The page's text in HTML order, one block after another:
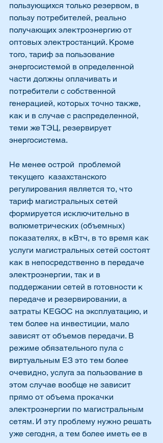
пользующихся только резервом, в
пользу потребителей, реально
получающих электроэнергию от
оптовых электростанций. Кроме
того, тариф за пользование
энергосистемой в определенной
части должны оплачивать и
потребители с собственной
генерацией, которых точно также,
как и в случае с распределенной,
теми же ТЭЦ, резервирует
энергосистема.
Не менее острой  проблемой
текущего  казахстанского
регулирования является то, что
тариф магистральных сетей
формируется исключительно в
волюметрических (объемных)
показателях, в кВтч, в то время как
услуги магистральных сетей состоят
как в непосредственно в передаче
электроэнергии, так и в
поддержании сетей в готовности к
передаче и резервировании, а
затраты KEGOC на эксплуатацию, и
тем более на инвестиции, мало
зависят от объемов передачи. В
режиме обязательного пула с
виртуальным ЕЗ это тем более
очевидно, услуга за пользование в
этом случае вообще не зависит
прямо от объема прокачки
электроэнергии по магистральным
сетям. И эту проблему нужно решать
уже сегодня, а тем более иметь ее в